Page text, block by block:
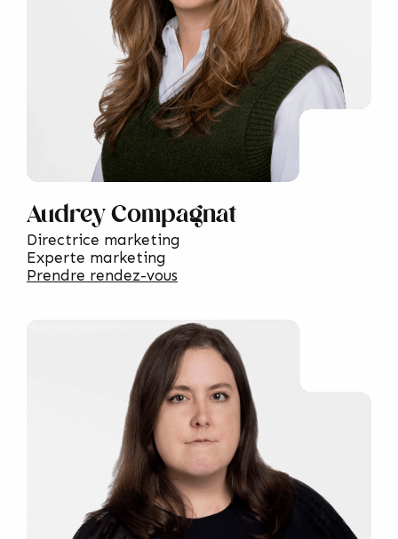
Audrey Compagnat
Directrice marketing
Experte marketing
Prendre rendez-vous